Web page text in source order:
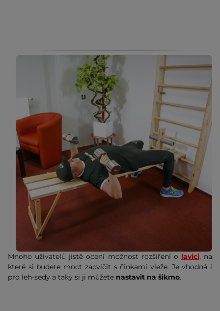
Mnoho uživatelů jistě ocení možnost rozšíření o lavici, na
které si budete moct zacvičit s činkami vleže. Je vhodná i
pro leh-sedy a taky si ji můžete nastavit na šikmo.